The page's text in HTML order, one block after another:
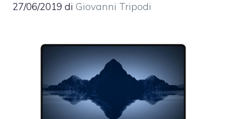
27/06/2019 di Giovanni Tripodi